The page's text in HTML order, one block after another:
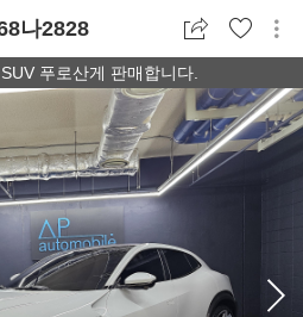
나2828
푸로산게 판매합니다.